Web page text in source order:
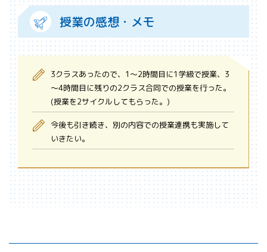
授業の感想・メモ
3クラスあったので、1～2時間目に1学級で授業、3
～4時間目に残りの2クラス合同での授業を行った。
(授業を2サイクルしてもらった。)
今後も引き続き、別の内容での授業連携も実施して
いきたい。